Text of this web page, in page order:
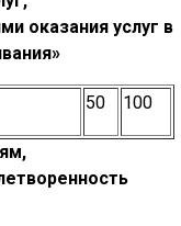
оказания услуг в
50 100